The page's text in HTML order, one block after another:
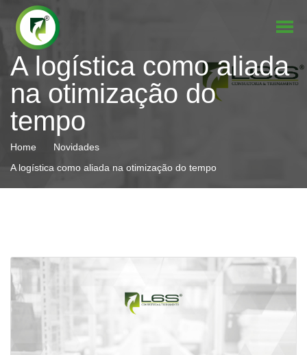
A logística como aliada
na otimização do
tempo
Home
Novidades
A logística como aliada na otimização do tempo